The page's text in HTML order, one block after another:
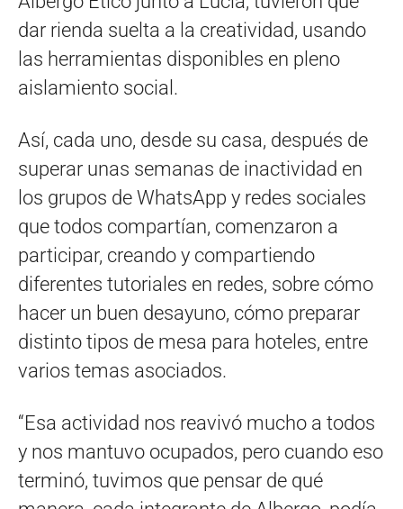
dar rienda suelta a la creatividad, usando
las herramientas disponibles en pleno
aislamiento social.
Así, cada uno, desde su casa, después de
superar unas semanas de inactividad en
los grupos de WhatsApp y redes sociales
que todos compartían, comenzaron a
participar, creando y compartiendo
diferentes tutoriales en redes, sobre cómo
hacer un buen desayuno, cómo preparar
distinto tipos de mesa para hoteles, entre
varios temas asociados.
“Esa actividad nos reavivó mucho a todos
y nos mantuvo ocupados, pero cuando eso
terminó, tuvimos que pensar de qué